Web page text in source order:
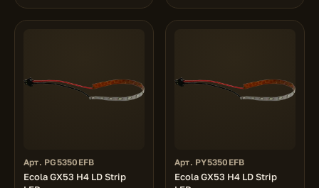
Арт. PG5350EFB
Ecola GX53 H4 LD Strip
Арт. PY5350EFB
Ecola GX53 H4 LD Strip